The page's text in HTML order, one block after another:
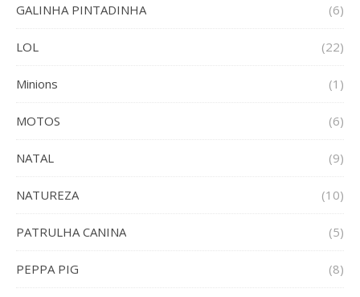
GALINHA PINTADINHA (6)
LOL (22)
Minions (1)
MOTOS (6)
NATAL (9)
NATUREZA (10)
PATRULHA CANINA (5)
PEPPA PIG (8)